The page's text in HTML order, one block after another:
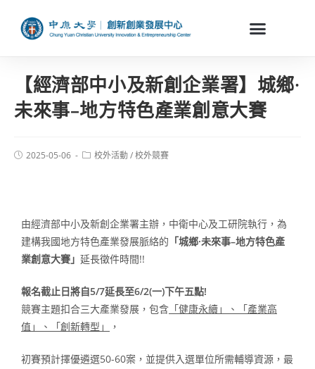
【經濟部中小及新創企業署】城鄉·
未來事–地方特色產業創意大賽
2025-05-06 校外活動/校外競賽
由經濟部中小及新創企業署主辦，中衛中心及工研院執行，為
建構我國地方特色產業發展脈絡的 「城鄉·未來事–地方特色產
業創意大賽」 延長徵件時間!!
報名截止日將自5/7延長至6/2(一)下午五點!
競賽主題扣合三大產業發展，包含 「健康永續」、「產業高
值」、「創新轉型」
，
初賽預計擇優遴選50-60案，並提供入選單位所需輔導資源，最